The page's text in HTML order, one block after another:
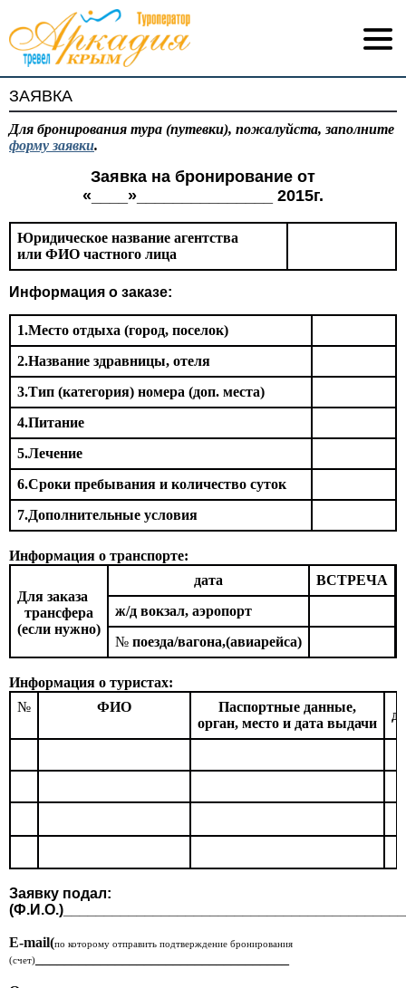
ЗАЯВКА
Для бронирования тура (путевки), пожалуйста, заполните
форму заявки.
Заявка на бронирование от
«____»_______________ 2015г.
Юридическое название агентства
или ФИО частного лица
Информация о заказе:
1.Место отдыха (город, поселок)
2.Название здравницы, отеля
3.Тип (категория) номера (доп. места)
4.Питание
5.Лечение
6.Сроки пребывания и количество суток
7.Дополнительные условия
Информация о транспорте:
Для заказа
трансфера
(если нужно)
дата ВСТРЕЧА
ж/д вокзал, аэропорт
№ поезда/вагона,(авиарейса)
Информация о туристах:
№
ФИО
Паспортные данные,
орган, место и дата выдачи
Заявку подал:
E-mail(по которому отправить подтверждение бронирования
(счет)